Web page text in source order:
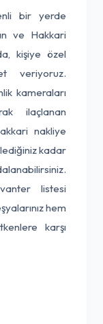
bir yerde
ve Hakkari
kişiye özel
veriyoruz.
kameraları
ilaçlanan
nakliye
kadar
listesi
hem
karşı